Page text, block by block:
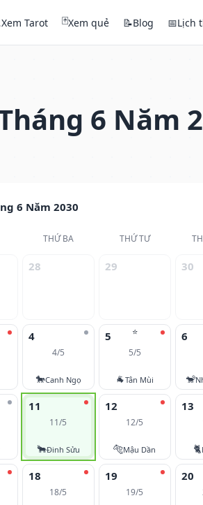
Xem Tarot 🃏Xem quẻ 📝Blog 📅Lịch
6 Năm
6 Năm 2030
THỨ BA THỨ TƯ
28 29 30
4
4/5
🐎Canh Ngọ
⭐
5
5/5
🐐Tân Mùi
6
🐒
11
11/5
🐂Đinh Sửu
12
12/5
🐅Mậu Dần
13
🐈
18
18/5
19
19/5
20